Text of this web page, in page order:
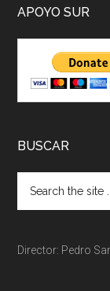
APOYO SUR
BUSCAR
Director: Pedro